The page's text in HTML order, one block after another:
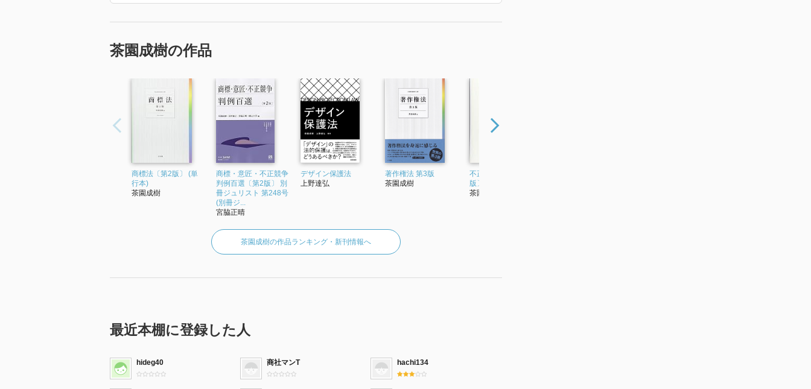
茶園成樹の作品
商標法〔第2版〕 (単
行本)
茶園成樹
商標・意匠・不正競争
判例百選〔第2版〕 別
冊ジュリスト 第248号
(別冊ジ...
宮脇正晴
デザイン保護法
上野達弘
著作権法 第3版
茶園成樹
不正競争防止法〔第2
版〕 (単行本)
茶園成樹
茶園成樹の作品ランキング・新刊情報へ
最近本棚に登録した人
hideg40 商社マンT hachi134